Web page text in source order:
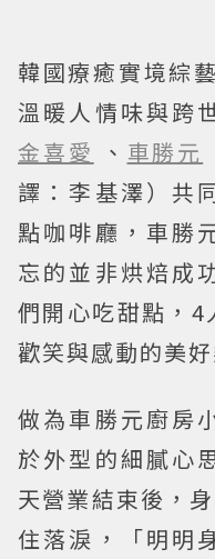
韓國療癒實境綜
溫暖人情味與跨
金喜愛
、 車勝元
譯：李基澤）共
點咖啡廳，車勝
忘的並非烘焙成
們開心吃甜點，4
歡笑與感動的美好
做為車勝元廚房
於外型的細膩心
天營業結束後，
住落淚，「明明